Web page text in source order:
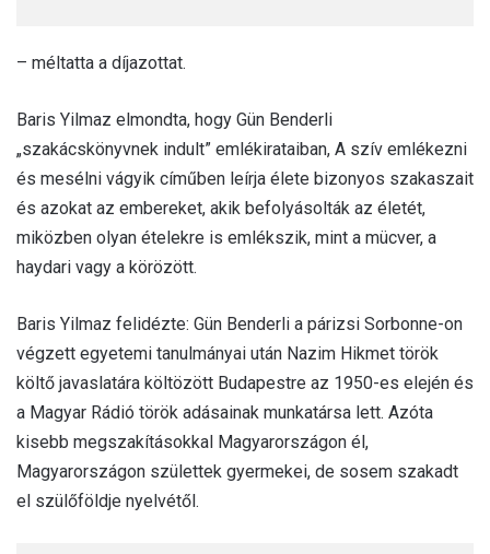
– méltatta a díjazottat.
Baris Yilmaz elmondta, hogy Gün Benderli
„szakácskönyvnek indult” emlékirataiban, A szív emlékezni
és mesélni vágyik címűben leírja élete bizonyos szakaszait
és azokat az embereket, akik befolyásolták az életét,
miközben olyan ételekre is emlékszik, mint a mücver, a
haydari vagy a körözött.
Baris Yilmaz felidézte: Gün Benderli a párizsi Sorbonne-on
végzett egyetemi tanulmányai után Nazim Hikmet török
költő javaslatára költözött Budapestre az 1950-es elején és
a Magyar Rádió török adásainak munkatársa lett. Azóta
kisebb megszakításokkal Magyarországon él,
Magyarországon születtek gyermekei, de sosem szakadt
el szülőföldje nyelvétől.